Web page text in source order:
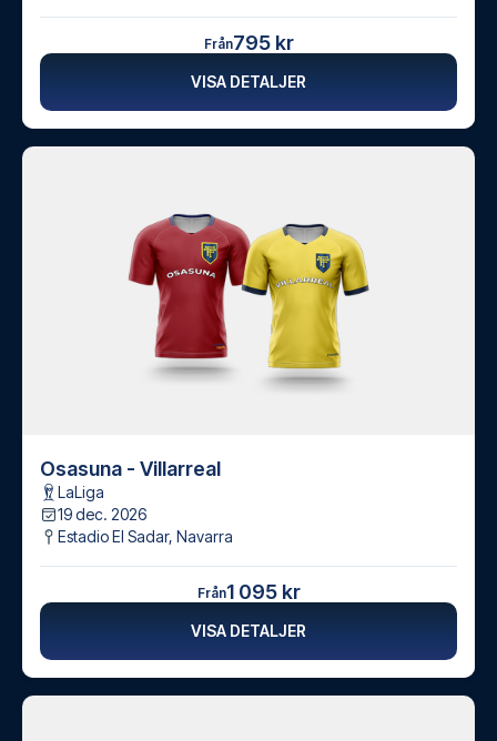
Från795 kr
VISA DETALJER
Osasuna - Villarreal
LaLiga
19 dec. 2026
Estadio El Sadar, Navarra
Från1 095 kr
VISA DETALJER